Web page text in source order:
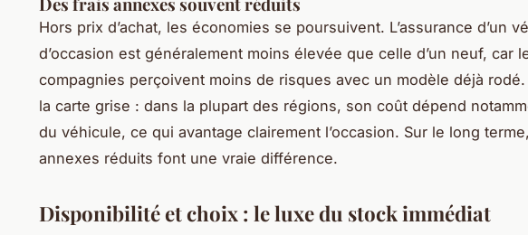
Hors prix d’achat, les économies se poursuivent. L’assurance d’un
d’occasion est généralement moins élevée que celle d’un neuf, car
compagnies perçoivent moins de risques avec un modèle déjà
la carte grise : dans la plupart des régions, son coût dépend
du véhicule, ce qui avantage clairement l’occasion. Sur le long
annexes réduits font une vraie différence.
Disponibilité et choix : le luxe du stock immédiat